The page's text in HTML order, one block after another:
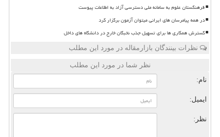
فرهنگستان علوم به سامانه ملی دسترسی آزاد به اطلاعات پیوست
در همه پیامرسان های ایرانی میتوان آزمون برگزار کرد
گسترش همکاری ها برای تسهیل جذب نخبگان خارج در دانشگاه های داخل
نظرات بینندگان بازارمقاله در مورد این مطلب
نظر شما در مورد این مطلب
نام:
ایمیل:
نظر: